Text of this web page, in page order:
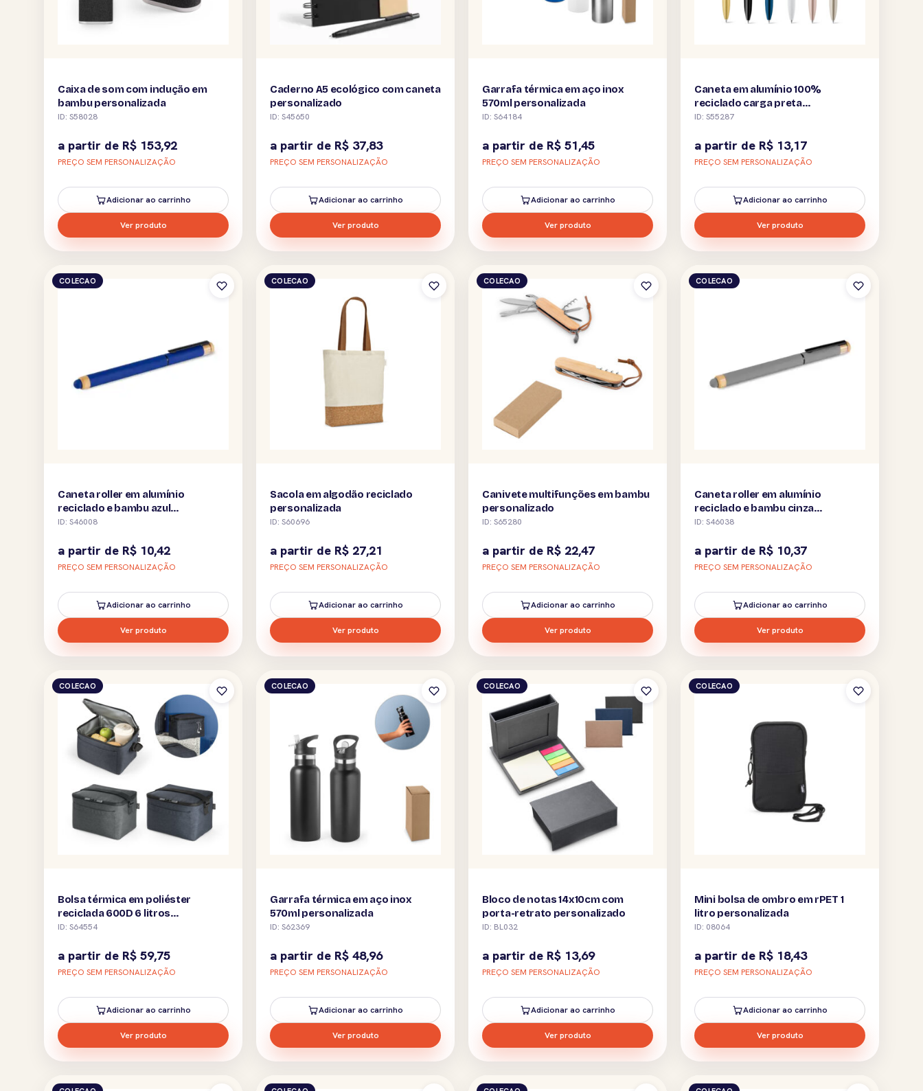
Caixa de som com indução em
bambu personalizada
ID: S58028
a partir de R$ 153,92
PREÇO SEM PERSONALIZAÇÃO
Adicionar ao carrinho
Ver produto
Caderno A5 ecológico com caneta
personalizado
ID: S45650
a partir de R$ 37,83
PREÇO SEM PERSONALIZAÇÃO
Adicionar ao carrinho
Ver produto
Garrafa térmica em aço inox
570ml personalizada
ID: S64184
a partir de R$ 51,45
PREÇO SEM PERSONALIZAÇÃO
Adicionar ao carrinho
Ver produto
Caneta em alumínio 100%
reciclado carga preta
personalizada
ID: S55287
a partir de R$ 13,17
PREÇO SEM PERSONALIZAÇÃO
Adicionar ao carrinho
Ver produto
COLECAO
Caneta roller em alumínio
reciclado e bambu azul
personalizada
ID: S46008
a partir de R$ 10,42
PREÇO SEM PERSONALIZAÇÃO
Adicionar ao carrinho
Ver produto
COLECAO
Sacola em algodão reciclado
personalizada
ID: S60696
a partir de R$ 27,21
PREÇO SEM PERSONALIZAÇÃO
Adicionar ao carrinho
Ver produto
COLECAO
Canivete multifunções em bambu
personalizado
ID: S65280
a partir de R$ 22,47
PREÇO SEM PERSONALIZAÇÃO
Adicionar ao carrinho
Ver produto
COLECAO
Caneta roller em alumínio
reciclado e bambu cinza
personalizada
ID: S46038
a partir de R$ 10,37
PREÇO SEM PERSONALIZAÇÃO
Adicionar ao carrinho
Ver produto
COLECAO
Bolsa térmica em poliéster
reciclada 600D 6 litros
personalizada
ID: S64554
a partir de R$ 59,75
PREÇO SEM PERSONALIZAÇÃO
Adicionar ao carrinho
Ver produto
COLECAO
Garrafa térmica em aço inox
570ml personalizada
ID: S62369
a partir de R$ 48,96
PREÇO SEM PERSONALIZAÇÃO
Adicionar ao carrinho
Ver produto
COLECAO
Bloco de notas 14x10cm com
porta-retrato personalizado
ID: BL032
a partir de R$ 13,69
PREÇO SEM PERSONALIZAÇÃO
Adicionar ao carrinho
Ver produto
COLECAO
Mini bolsa de ombro em rPET 1
litro personalizada
ID: 08064
a partir de R$ 18,43
PREÇO SEM PERSONALIZAÇÃO
Adicionar ao carrinho
Ver produto